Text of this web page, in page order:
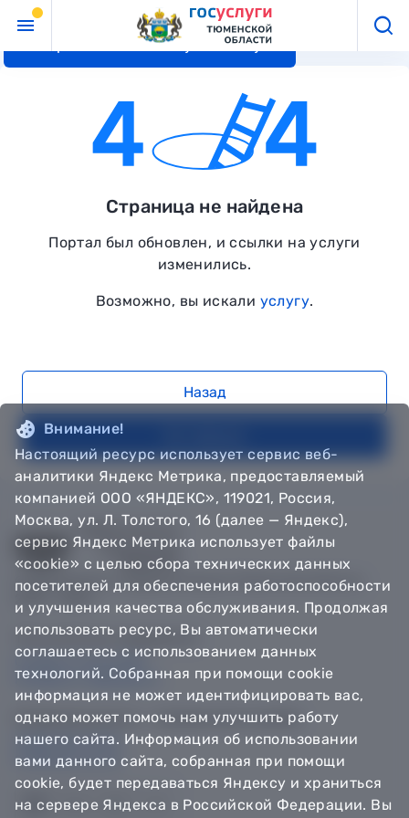
Перейти к основному контенту
Страница не найдена
Портал был обновлен, и ссылки на услуги
изменились.
Возможно, вы искали услугу.
Назад
© Департамент информатизации Тюменской области,
Техническая поддержка
Сообщить об ошибке
Направить обращение
Информационно - справочная служба
8 800 100-12-90
8 3452 56-63-30
Внимание!
Настоящий ресурс использует сервис веб-
аналитики Яндекс Метрика, предоставляемый
компанией ООО «ЯНДЕКС», 119021, Россия,
Москва, ул. Л. Толстого, 16 (далее — Яндекс),
сервис Яндекс Метрика использует файлы
«cookie» с целью сбора технических данных
посетителей для обеспечения работоспособности
и улучшения качества обслуживания. Продолжая
использовать ресурс, Вы автоматически
соглашаетесь с использованием данных
технологий. Собранная при помощи cookie
информация не может идентифицировать вас,
однако может помочь нам улучшить работу
нашего сайта. Информация об использовании
вами данного сайта, собранная при помощи
cookie, будет передаваться Яндексу и храниться
на сервере Яндекса в Российской Федерации. Вы